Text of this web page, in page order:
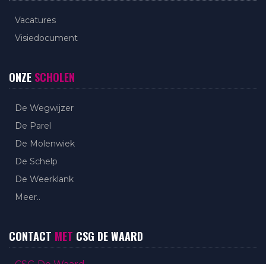
Vacatures
Visiedocument
ONZE SCHOLEN
De Wegwijzer
De Parel
De Molenwiek
De Schelp
De Weerklank
Meer..
CONTACT MET CSG DE WAARD